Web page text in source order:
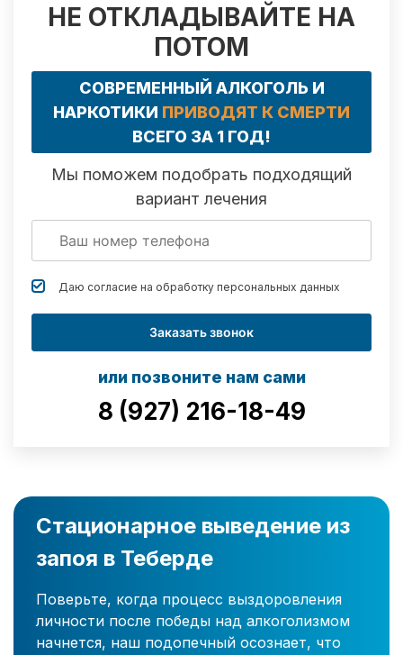
НЕ ОТКЛАДЫВАЙТЕ НА
ПОТОМ
СОВРЕМЕННЫЙ АЛКОГОЛЬ И
НАРКОТИКИ ПРИВОДЯТ К СМЕРТИ
ВСЕГО ЗА 1 ГОД!
Мы поможем подобрать подходящий
вариант лечения
Даю согласие на обработку персональных данных
Заказать звонок
или позвоните нам сами
8 (927) 216-18-49
Стационарное выведение из
запоя в Теберде
Поверьте, когда процесс выздоровления
личности после победы над алкоголизмом
начнется, наш подопечный осознает, что